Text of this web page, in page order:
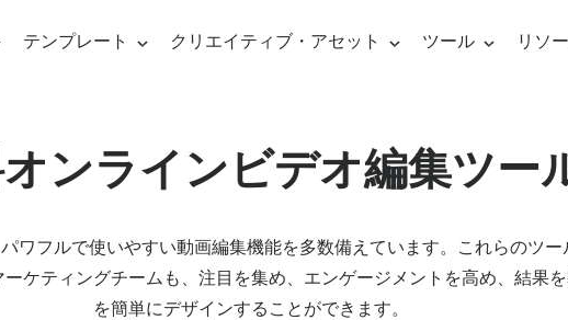
ミング・ソフトウェア
トリーミング
トリーミング
テンプレート
YouTubeビデオ
フェイスブック動画
インスタグラム動画
ビデオ広告テンプレート
プロモビデオテンプレー
ニュース動画テンプレー
クリエイティブ・アセット
Visual effects Graphic
ツール
video editing Audio editing
リソ
ライブ・ベター・
ナレッジ・ベース
ンラインビデオ編集ツー
ワフルで使いやすい動画編集機能を多数備えています。これらのツー
ケティングチームも、注目を集め、エンゲージメントを高め、結果
を簡単にデザインすることができます。